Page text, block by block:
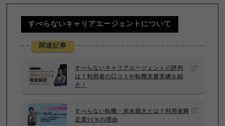
すべらないキャリアエージェントについて
関連記事
すべらないキャリアエージェントの評判
は？利用者の口コミや転職支援実績を紹
介！
すべらない転職・末永雄大とは？利用者満
足度91％の理由